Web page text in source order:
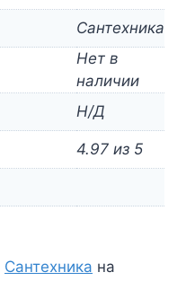
Сантехника
Нет в
наличии
Н/Д
4.97 из 5
Сантехника на